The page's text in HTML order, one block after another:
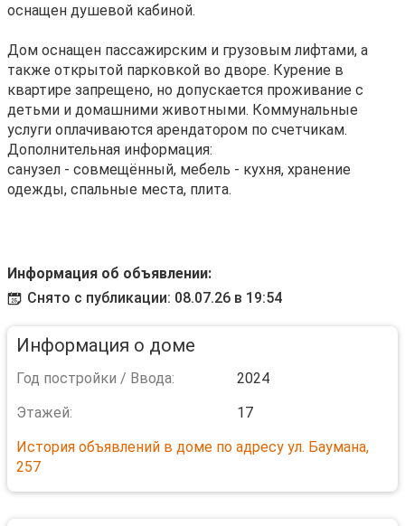
оснащен душевой кабиной.
Дом оснащен пассажирским и грузовым лифтами, а
также открытой парковкой во дворе. Курение в
квартире запрещено, но допускается проживание с
детьми и домашними животными. Коммунальные
услуги оплачиваются арендатором по счетчикам.
Дополнительная информация:
санузел - совмещённый, мебель - кухня, хранение
одежды, спальные места, плита.
Информация об объявлении:
Снято с публикации: 08.07.26 в 19:54
Информация о доме
Год постройки / Ввода:
2024
Этажей:
17
История объявлений в доме по адресу ул. Баумана,
257